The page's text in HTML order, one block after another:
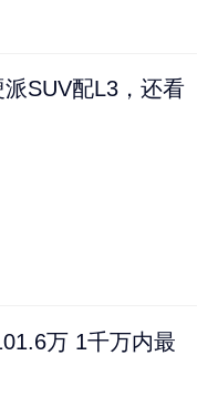
SUV配L3，还看
万 1千万内最